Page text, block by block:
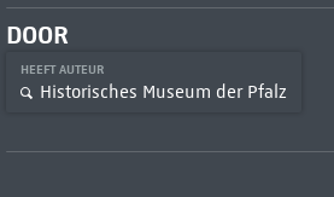
DOOR
HEEFT AUTEUR
Historisches Museum der Pfalz